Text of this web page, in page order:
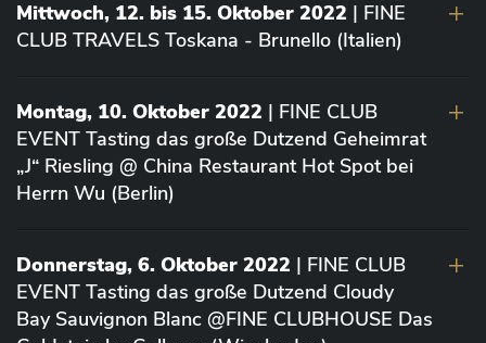
Mittwoch, 12. bis 15. Oktober 2022 | FINE
CLUB TRAVELS Toskana - Brunello (Italien)
Montag, 10. Oktober 2022 | FINE CLUB
EVENT Tasting das große Dutzend Geheimrat
„J“ Riesling @ China Restaurant Hot Spot bei
Herrn Wu (Berlin)
Donnerstag, 6. Oktober 2022 | FINE CLUB
EVENT Tasting das große Dutzend Cloudy
Bay Sauvignon Blanc @FINE CLUBHOUSE Das